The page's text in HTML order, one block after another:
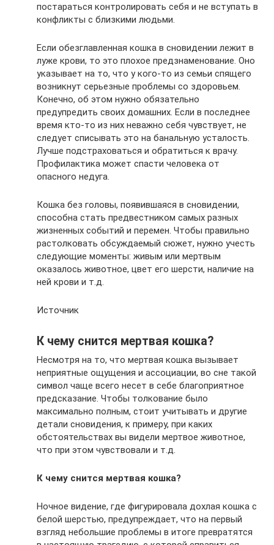
постараться контролировать себя и не вступать в
конфликты с близкими людьми.
Если обезглавленная кошка в сновидении лежит в
луже крови, то это плохое предзнаменование. Оно
указывает на то, что у кого-то из семьи спящего
возникнут серьезные проблемы со здоровьем.
Конечно, об этом нужно обязательно
предупредить своих домашних. Если в последнее
время кто-то из них неважно себя чувствует, не
следует списывать это на банальную усталость.
Лучше подстраховаться и обратиться к врачу.
Профилактика может спасти человека от
опасного недуга.
Кошка без головы, появившаяся в сновидении,
способна стать предвестником самых разных
жизненных событий и перемен. Чтобы правильно
растолковать обсуждаемый сюжет, нужно учесть
следующие моменты: живым или мертвым
оказалось животное, цвет его шерсти, наличие на
ней крови и т.д.
Источник
К чему снится мертвая кошка?
Несмотря на то, что мертвая кошка вызывает
неприятные ощущения и ассоциации, во сне такой
символ чаще всего несет в себе благоприятное
предсказание. Чтобы толкование было
максимально полным, стоит учитывать и другие
детали сновидения, к примеру, при каких
обстоятельствах вы видели мертвое животное,
что при этом чувствовали и т.д.
К чему снится мертвая кошка?
Ночное видение, где фигурировала дохлая кошка с
белой шерстью, предупреждает, что на первый
взгляд небольшие проблемы в итоге превратятся